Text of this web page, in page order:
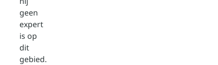
geen
expert
is op
dit
gebied.